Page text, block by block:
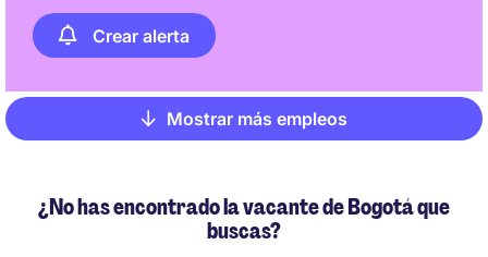
Crear alerta
Pagination
Mostrar más empleos
¿No has encontrado la vacante de Bogotá que
buscas?